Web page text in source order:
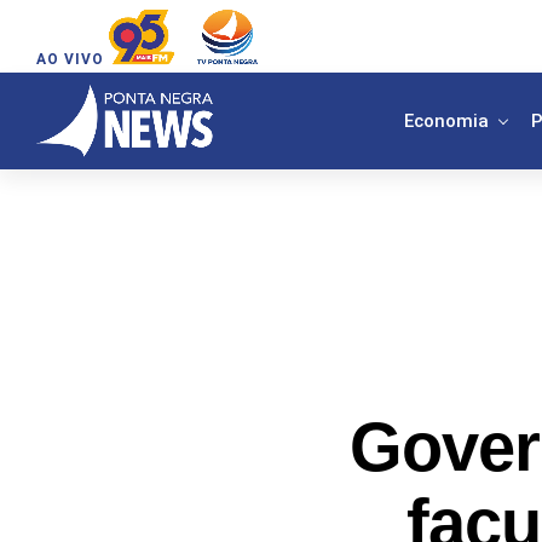
AO VIVO
Economia